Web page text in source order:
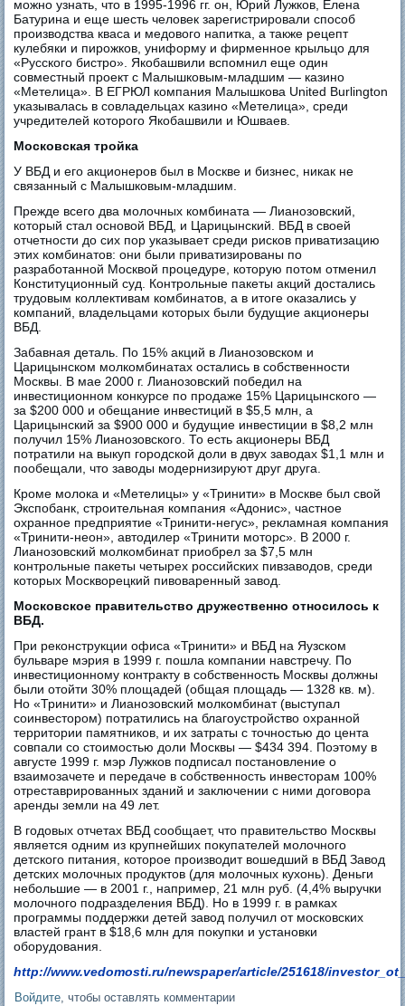
можно узнать, что в 1995-1996 гг. он, Юрий Лужков, Елена
Батурина и еще шесть человек зарегистрировали способ
производства кваса и медового напитка, а также рецепт
кулебяки и пирожков, униформу и фирменное крыльцо для
«Русского бистро». Якобашвили вспомнил еще один
совместный проект с Малышковым-младшим — казино
«Метелица». В ЕГРЮЛ компания Малышкова United Burlington
указывалась в совладельцах казино «Метелица», среди
учредителей которого Якобашвили и Юшваев.
Московская тройка
У ВБД и его акционеров был в Москве и бизнес, никак не
связанный с Малышковым-младшим.
Прежде всего два молочных комбината — Лианозовский,
который стал основой ВБД, и Царицынский. ВБД в своей
отчетности до сих пор указывает среди рисков приватизацию
этих комбинатов: они были приватизированы по
разработанной Москвой процедуре, которую потом отменил
Конституционный суд. Контрольные пакеты акций достались
трудовым коллективам комбинатов, а в итоге оказались у
компаний, владельцами которых были будущие акционеры
ВБД.
Забавная деталь. По 15% акций в Лианозовском и
Царицынском молкомбинатах остались в собственности
Москвы. В мае 2000 г. Лианозовский победил на
инвестиционном конкурсе по продаже 15% Царицынского —
за $200 000 и обещание инвестиций в $5,5 млн, а
Царицынский за $900 000 и будущие инвестиции в $8,2 млн
получил 15% Лианозовского. То есть акционеры ВБД
потратили на выкуп городской доли в двух заводах $1,1 млн и
пообещали, что заводы модернизируют друг друга.
Кроме молока и «Метелицы» у «Тринити» в Москве был свой
Экспобанк, строительная компания «Адонис», частное
охранное предприятие «Тринити-негус», рекламная компания
«Тринити-неон», автодилер «Тринити моторс». В 2000 г.
Лианозовский молкомбинат приобрел за $7,5 млн
контрольные пакеты четырех российских пивзаводов, среди
которых Москворецкий пивоваренный завод.
Московское правительство дружественно относилось к
ВБД.
При реконструкции офиса «Тринити» и ВБД на Яузском
бульваре мэрия в 1999 г. пошла компании навстречу. По
инвестиционному контракту в собственность Москвы должны
были отойти 30% площадей (общая площадь — 1328 кв. м).
Но «Тринити» и Лианозовский молкомбинат (выступал
соинвестором) потратились на благоустройство охранной
территории памятников, и их затраты с точностью до цента
совпали со стоимостью доли Москвы — $434 394. Поэтому в
августе 1999 г. мэр Лужков подписал постановление о
взаимозачете и передаче в собственность инвесторам 100%
отреставрированных зданий и заключении с ними договора
аренды земли на 49 лет.
В годовых отчетах ВБД сообщает, что правительство Москвы
является одним из крупнейших покупателей молочного
детского питания, которое производит вошедший в ВБД Завод
детских молочных продуктов (для молочных кухонь). Деньги
небольшие — в 2001 г., например, 21 млн руб. (4,4% выручки
молочного подразделения ВБД). Но в 1999 г. в рамках
программы поддержки детей завод получил от московских
властей грант в $18,6 млн для покупки и установки
оборудования.
http://www.vedomosti.ru/newspaper/article/251618/
Войдите, чтобы оставлять комментарии